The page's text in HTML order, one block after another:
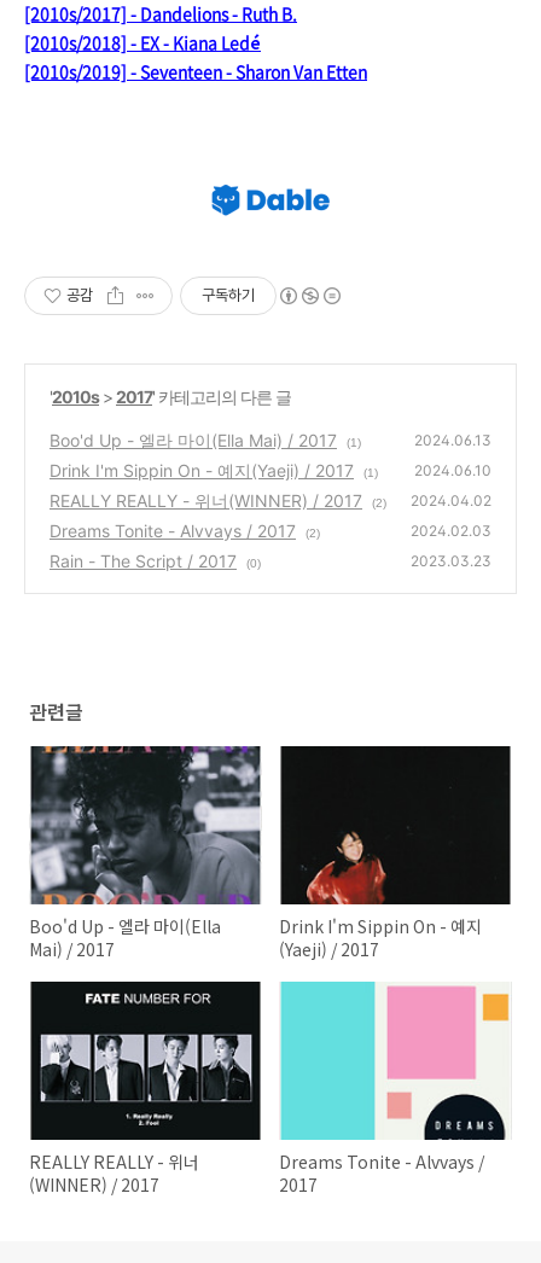
[2010s/2017] - Dandelions - Ruth B.
[2010s/2018] - EX - Kiana Ledé
[2010s/2019] - Seventeen - Sharon Van Etten
공감 구독하기
'2010s>2017' 카테고리의 다른 글
Boo'd Up - 엘라 마이(Ella Mai) / 2017 (1) 2024.06.13
Drink I'm Sippin On - 예지(Yaeji) / 2017 (1) 2024.06.10
REALLY REALLY - 위너(WINNER) / 2017 (2) 2024.04.02
Dreams Tonite - Alvvays / 2017 (2) 2024.02.03
Rain - The Script / 2017 (0) 2023.03.23
관련글
Boo'd Up - 엘라 마이(Ella
Mai) / 2017
Drink I'm Sippin On - 예지
(Yaeji) / 2017
REALLY REALLY - 위너
(WINNER) / 2017
Dreams Tonite - Alvvays /
2017